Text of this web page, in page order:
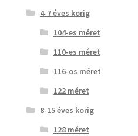
4-7 éves korig
104-es méret
110-es méret
116-os méret
122 méret
8-15 éves korig
128 méret